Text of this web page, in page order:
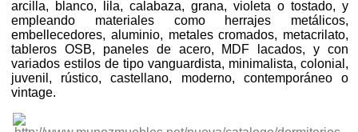
arcilla, blanco, lila, calabaza, grana, violeta o tostado, y
empleando materiales como herrajes metálicos,
embellecedores, aluminio, metales cromados, metacrilato,
tableros OSB, paneles de acero, MDF lacados, y con
variados estilos de tipo vanguardista, minimalista, colonial,
juvenil, rústico, castellano, moderno, contemporáneo o
vintage.